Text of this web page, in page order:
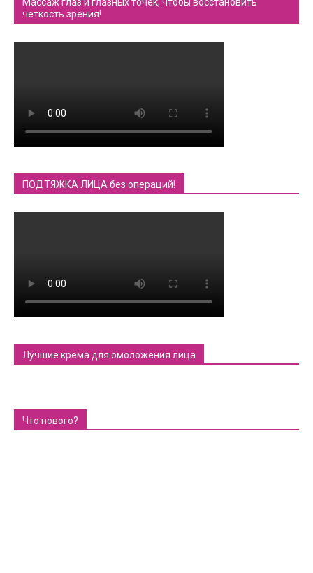
четкость зрения!
ПОДТЯЖКА ЛИЦА без операций!
Лучшие крема для омоложения лица
Что нового?